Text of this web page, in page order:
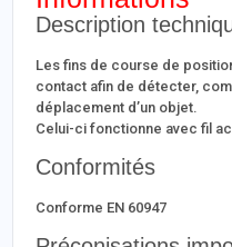
Description
Les fins de course de
contact afin de détecter,
déplacement d’un objet.
Celui-ci fonctionne avec fil
Conformités
Conforme EN 60947